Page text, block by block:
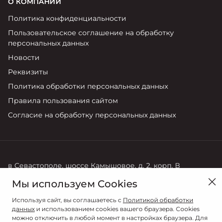
Политика конфиденциальности
Пользовательское соглашение на обработку
персональных данных
Новости
Реквизиты
Политика обработки персональных данных
Правила пользования сайтом
Согласие на обработку персональных данных
в Севастополе, шоссе Камышовое, д. 2, корп. В
Продажи
8 (978) 800-92-92
Мы используем Cookies
Используя сайт, вы соглашаетесь с Политикой обработки
данных и использованием cookies вашего браузера. Cookies
можно отключить в любой момент в настройках браузера. Для